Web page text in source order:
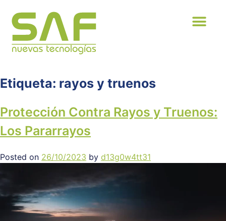
Etiqueta: rayos y truenos
Protección Contra Rayos y Truenos:
Los Pararrayos
Posted on 26/10/2023 by d13g0w4tt31